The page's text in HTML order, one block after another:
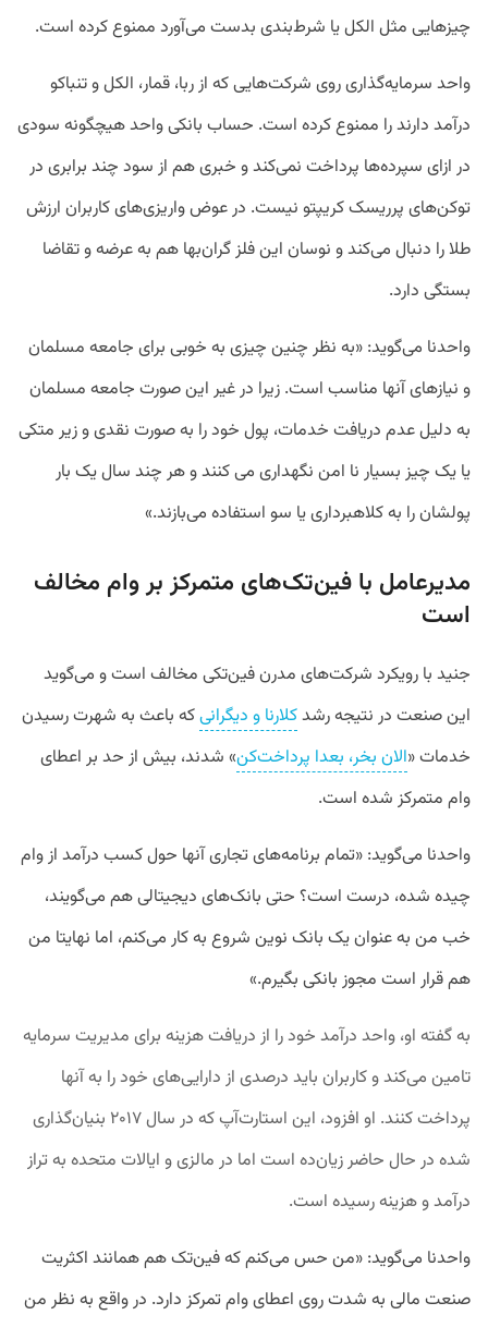
چیزهایی مثل الکل یا شرط‌بندی بدست می‌آورد ممنوع کرده است.
واحد سرمایه‌گذاری روی شرکت‌هایی که از ربا، قمار، الکل و تنباکو
درآمد دارند را ممنوع کرده است. حساب بانکی واحد هیچگونه سودی
در ازای سپرده‌ها پرداخت نمی‌کند و خبری هم از سود چند برابری در
توکن‌های پرریسک کریپتو نیست. در عوض واریزی‌های کاربران ارزش
طلا را دنبال می‌کند و نوسان این فلز گران‌بها هم به عرضه و تقاضا
بستگی دارد.
واحدنا می‌گوید: «به نظر چنین چیزی به خوبی برای جامعه مسلمان
و نیازهای آنها مناسب است. زیرا در غیر این صورت جامعه مسلمان
به دلیل عدم دریافت خدمات، پول خود را به صورت نقدی و زیر متکی
یا یک چیز بسیار نا امن نگهداری می کنند و هر چند سال یک بار
پولشان را به کلاهبرداری یا سو استفاده می‌بازند.»
مدیرعامل با فین‌تک‌های متمرکز بر وام مخالف
است
جنید با رویکرد شرکت‌های مدرن فین‌تکی مخالف است و می‌گوید
این صنعت در نتیجه رشدکلارنا و دیگرانیکه باعث به شهرت رسیدن
خدمات «الان بخر، بعدا پرداخت‌کن» شدند، بیش از حد بر اعطای
وام متمرکز شده است.
واحدنا می‌گوید: «تمام برنامه‌های تجاری آنها حول کسب درآمد از وام
چیده شده، درست است؟ حتی بانک‌های دیجیتالی هم می‌گویند،
خب من به عنوان یک بانک نوین شروع به کار می‌کنم، اما نهایتا من
هم قرار است مجوز بانکی بگیرم.»
به گفته او، واحد درآمد خود را از دریافت هزینه برای مدیریت سرمایه
تامین می‌کند و کاربران باید درصدی از دارایی‌های خود را به آنها
پرداخت کنند. او افزود، این استارت‌آپ که در سال ۲۰۱۷ بنیان‌گذاری
شده در حال حاضر زیان‌ده است اما در مالزی و ایالات متحده به تراز
درآمد و هزینه رسیده است.
واحدنا می‌گوید: «من حس می‌کنم که فین‌تک هم همانند اکثریت
صنعت مالی به شدت روی اعطای وام تمرکز دارد. در واقع به نظر من